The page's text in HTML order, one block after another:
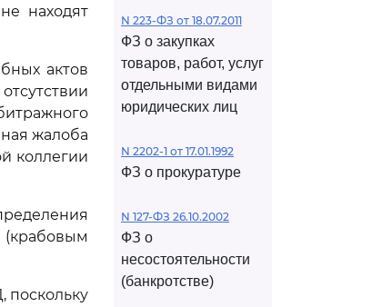
находят
актов
жалоба
коллегии
(крабовым
поскольку
N 223-ФЗ от 18.07.2011
ФЗ о закупках
товаров, работ, услуг
отдельными видами
юридических лиц
N 2202-1 от 17.01.1992
ФЗ о прокуратуре
N 127-ФЗ 26.10.2002
ФЗ о
несостоятельности
(банкротстве)